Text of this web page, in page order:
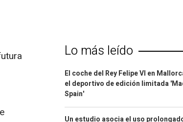
Lo más leído
El coche del Rey Felipe VI en
el deportivo de edición limitada
Spain'
Un estudio asocia el uso